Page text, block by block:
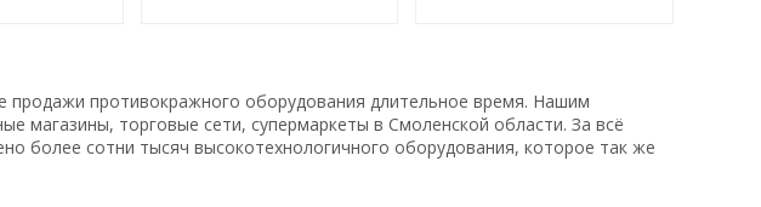
продажи противокражного оборудования длительное время. Нашим
магазины, торговые сети, супермаркеты в Смоленской области. За всё
более сотни тысяч высокотехнологичного оборудования, которое так же